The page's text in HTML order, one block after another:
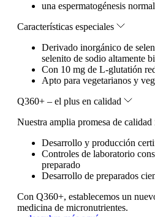
una espermatogénesis
Características especiales
Derivado inorgánico de
selenito de sodio altamente
Con 10 mg de L-glutatión
Apto para vegetarianos y
Q360+ – el plus en calidad
Nuestra amplia promesa de
Desarrollo y producción
Controles de laboratorio
preparado
Desarrollo de preparados
Con Q360+, establecemos un
medicina de micronutrientes.